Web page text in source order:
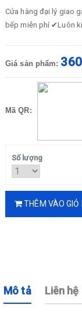
Cửa hàng đại lý giao
bếp miễn phí ✔Luôn
Giá sản phẩm:
Mã QR:
Số lượng
THÊM VÀO GIỎ
Mô tả Liên hệ